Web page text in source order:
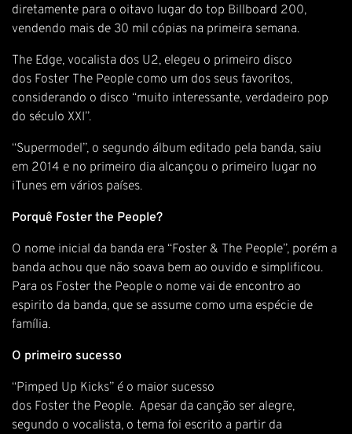
diretamente para o oitavo lugar do top Billboard 200,
vendendo mais de 30 mil cópias na primeira semana.
The Edge, vocalista dos U2, elegeu o primeiro disco
dos Foster The People como um dos seus favoritos,
considerando o disco “muito interessante, verdadeiro pop
do século XXI”.
“Supermodel”, o segundo álbum editado pela banda, saiu
em 2014 e no primeiro dia alcançou o primeiro lugar no
iTunes em vários países.
Porquê Foster the People?
O nome inicial da banda era “Foster & The People”, porém a
banda achou que não soava bem ao ouvido e simplificou.
Para os Foster the People o nome vai de encontro ao
espirito da banda, que se assume como uma espécie de
família.
O primeiro sucesso
“Pimped Up Kicks” é o maior sucesso
dos Foster the People. Apesar da canção ser alegre,
segundo o vocalista, o tema foi escrito a partir da